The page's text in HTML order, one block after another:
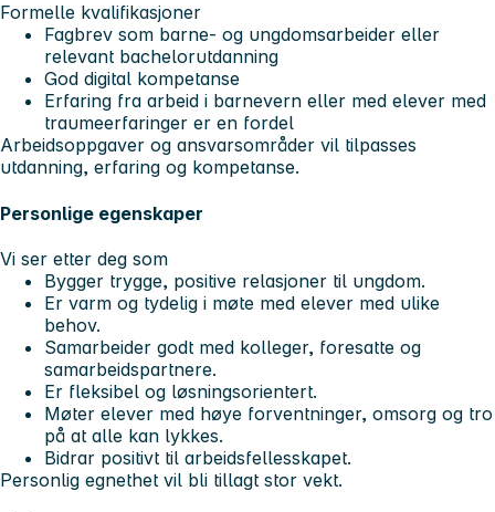
Formelle kvalifikasjoner
Fagbrev som barne- og ungdomsarbeider eller
relevant bachelorutdanning
God digital kompetanse
Erfaring fra arbeid i barnevern eller med elever med
traumeerfaringer er en fordel
Arbeidsoppgaver og ansvarsområder vil tilpasses
utdanning, erfaring og kompetanse.
Personlige egenskaper
Vi ser etter deg som
Bygger trygge, positive relasjoner til ungdom.
Er varm og tydelig i møte med elever med ulike
behov.
Samarbeider godt med kolleger, foresatte og
samarbeidspartnere.
Er fleksibel og løsningsorientert.
Møter elever med høye forventninger, omsorg og tro
på at alle kan lykkes.
Bidrar positivt til arbeidsfellesskapet.
Personlig egnethet vil bli tillagt stor vekt.